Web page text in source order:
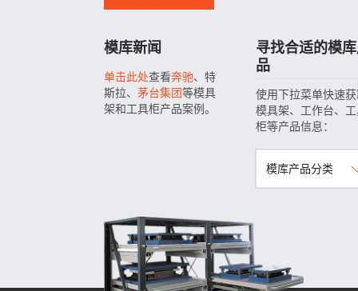
模库新闻
单击此处查看奔驰、特
斯拉、 茅台集团等模具
架和工具柜产品案例。
寻找合适的模
品
使用下拉菜单快速
模具架、工作台、
柜等产品信息：
模库产品分类